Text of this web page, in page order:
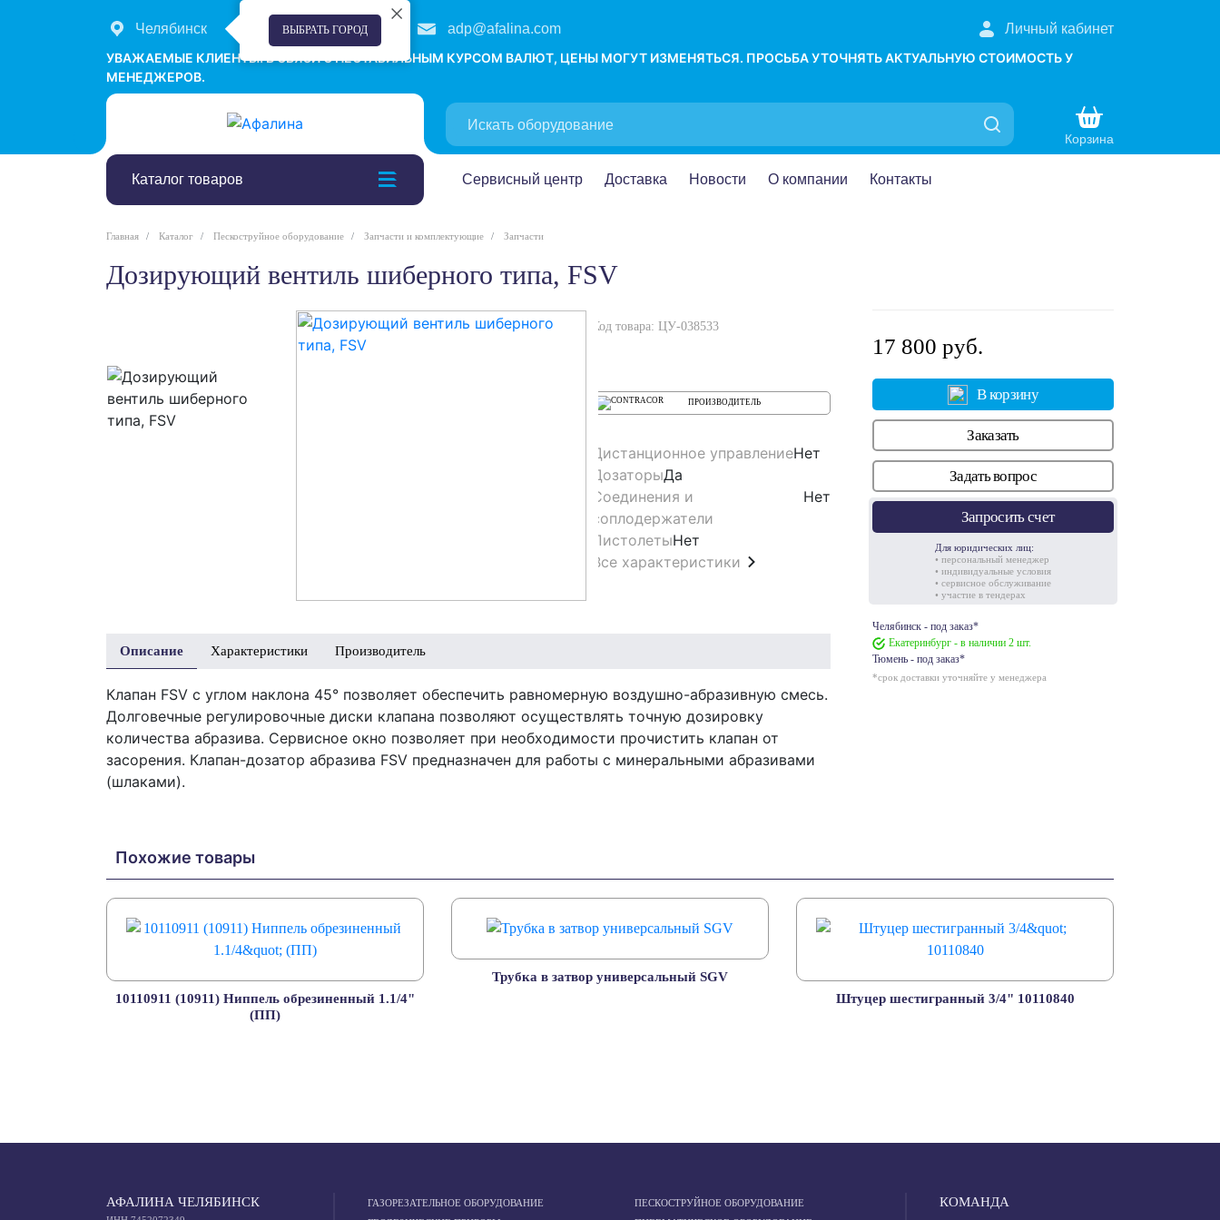
Челябинск ВЫБРАТЬ ГОРОД
+7 (351) 242-00-58 adp@afalina.com
Личный кабинет
УВАЖАЕМЫЕ КЛИЕНТЫ! В СВЯЗИ С НЕСТАБИЛЬНЫМ КУРСОМ ВАЛЮТ, ЦЕНЫ МОГУТ ИЗМЕНЯТЬСЯ. ПРОСЬБА УТОЧНЯТЬ АКТУАЛЬНУЮ СТОИМОСТЬ У
МЕНЕДЖЕРОВ.
Корзина
Каталог товаров Сервисный центр Доставка Новости О компании Контакты
Главная Каталог Пескоструйное оборудование Запчасти и комплектующие Запчасти
Дозирующий вентиль шиберного типа, FSV
Код товара: ЦУ-038533
ПРОИЗВОДИТЕЛЬ
Дистанционное управлениеНет
ДозаторыДа
Соединения и
соплодержатели
Нет
ПистолетыНет
Все характеристики
Описание Характеристики Производитель
Клапан FSV с углом наклона 45° позволяет обеспечить равномерную воздушно-абразивную смесь.
Долговечные регулировочные диски клапана позволяют осуществлять точную дозировку
количества абразива. Сервисное окно позволяет при необходимости прочистить клапан от
засорения. Клапан-дозатор абразива FSV предназначен для работы с минеральными абразивами
(шлаками).
17 800 руб.
В корзину
Заказать
Задать вопрос
Запросить счет
Для юридических лиц:
• персональный менеджер
• индивидуальные условия
• сервисное обслуживание
• участие в тендерах
Челябинск - под заказ*
Екатеринбург - в наличии 2 шт.
Тюмень - под заказ*
*срок доставки уточняйте у менеджера
Похожие товары
10110911 (10911) Ниппель обрезиненный 1.1/4"
(ПП)
Трубка в затвор универсальный SGV
Штуцер шестигранный 3/4" 10110840
АФАЛИНА ЧЕЛЯБИНСК
ГАЗОРЕЗАТЕЛЬНОЕ ОБОРУДОВАНИЕ
ПЕСКОСТРУЙНОЕ ОБОРУДОВАНИЕ
КОМАНДА